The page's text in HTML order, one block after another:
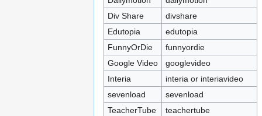
Div Share
divshare
Edutopia
edutopia
FunnyOrDie
funnyordie
Google Video
googlevideo
Interia
interia or interiavideo
sevenload
sevenload
TeacherTube
teachertube